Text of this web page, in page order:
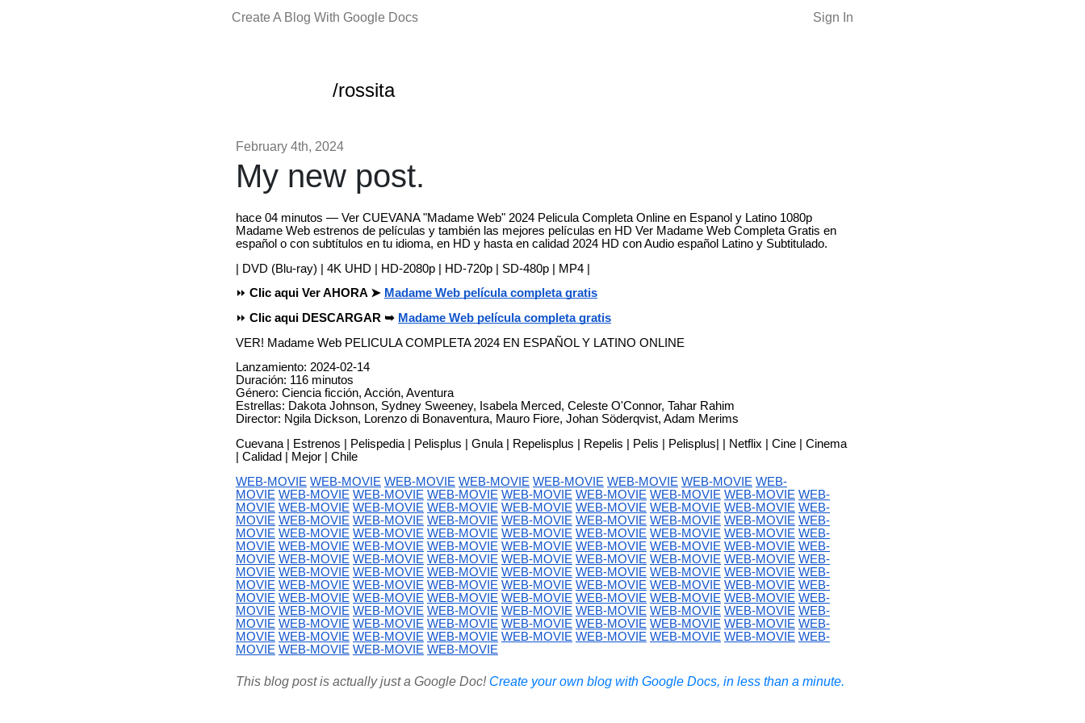
Create A Blog With Google Docs Sign In
/rossita
February 4th, 2024
My new post.
hace 04 minutos — Ver CUEVANA "Madame Web" 2024 Pelicula Completa Online en Espanol y Latino 1080p
Madame Web estrenos de películas y también las mejores películas en HD Ver Madame Web Completa Gratis en
español o con subtítulos en tu idioma, en HD y hasta en calidad 2024 HD con Audio español Latino y Subtitulado.
| DVD (Blu-ray) | 4K UHD | HD-2080p | HD-720p | SD-480p | MP4 |
⏩ Clic aqui Ver AHORA ➤ Madame Web película completa gratis
⏩ Clic aqui DESCARGAR ➥ Madame Web película completa gratis
VER! Madame Web PELICULA COMPLETA 2024 EN ESPAÑOL Y LATINO ONLINE
Lanzamiento: 2024-02-14
Duración: 116 minutos
Género: Ciencia ficción, Acción, Aventura
Estrellas: Dakota Johnson, Sydney Sweeney, Isabela Merced, Celeste O'Connor, Tahar Rahim
Director: Ngila Dickson, Lorenzo di Bonaventura, Mauro Fiore, Johan Söderqvist, Adam Merims
Cuevana | Estrenos | Pelispedia | Pelisplus | Gnula | Repelisplus | Repelis | Pelis | Pelisplus| | Netflix | Cine | Cinema
| Calidad | Mejor | Chile
WEB-MOVIE WEB-MOVIE WEB-MOVIE WEB-MOVIE WEB-MOVIE WEB-MOVIE WEB-MOVIE WEB-
MOVIE WEB-MOVIE WEB-MOVIE WEB-MOVIE WEB-MOVIE WEB-MOVIE WEB-MOVIE WEB-MOVIE WEB-
MOVIE WEB-MOVIE WEB-MOVIE WEB-MOVIE WEB-MOVIE WEB-MOVIE WEB-MOVIE WEB-MOVIE WEB-
MOVIE WEB-MOVIE WEB-MOVIE WEB-MOVIE WEB-MOVIE WEB-MOVIE WEB-MOVIE WEB-MOVIE WEB-
MOVIE WEB-MOVIE WEB-MOVIE WEB-MOVIE WEB-MOVIE WEB-MOVIE WEB-MOVIE WEB-MOVIE WEB-
MOVIE WEB-MOVIE WEB-MOVIE WEB-MOVIE WEB-MOVIE WEB-MOVIE WEB-MOVIE WEB-MOVIE WEB-
MOVIE WEB-MOVIE WEB-MOVIE WEB-MOVIE WEB-MOVIE WEB-MOVIE WEB-MOVIE WEB-MOVIE WEB-
MOVIE WEB-MOVIE WEB-MOVIE WEB-MOVIE WEB-MOVIE WEB-MOVIE WEB-MOVIE WEB-MOVIE WEB-
MOVIE WEB-MOVIE WEB-MOVIE WEB-MOVIE WEB-MOVIE WEB-MOVIE WEB-MOVIE WEB-MOVIE WEB-
MOVIE WEB-MOVIE WEB-MOVIE WEB-MOVIE WEB-MOVIE WEB-MOVIE WEB-MOVIE WEB-MOVIE WEB-
MOVIE WEB-MOVIE WEB-MOVIE WEB-MOVIE WEB-MOVIE WEB-MOVIE WEB-MOVIE WEB-MOVIE WEB-
MOVIE WEB-MOVIE WEB-MOVIE WEB-MOVIE WEB-MOVIE WEB-MOVIE WEB-MOVIE WEB-MOVIE WEB-
MOVIE WEB-MOVIE WEB-MOVIE WEB-MOVIE WEB-MOVIE WEB-MOVIE WEB-MOVIE WEB-MOVIE WEB-
MOVIE WEB-MOVIE WEB-MOVIE WEB-MOVIE
This blog post is actually just a Google Doc! Create your own blog with Google Docs, in less than a minute.